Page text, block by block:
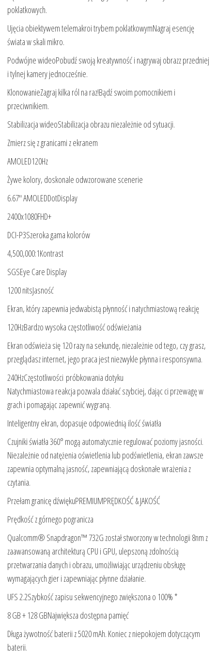
poklatkowych.
Ujęcia obiektywem telemakroi trybem poklatkowymNagraj esencję
świata w skali mikro.
Podwójne wideoPobudź swoją kreatywność i nagrywaj obrazz przedniej
i tylnej kamery jednocześnie.
KlonowanieZagraj kilka ról na raz!Bądź swoim pomocnikiem i
przeciwnikiem.
Stabilizacja wideoStabilizacja obrazu niezależnie od sytuacji.
Zmierz się z granicami z ekranem
AMOLED120Hz
Żywe kolory, doskonale odwzorowane scenerie
6.67″ AMOLEDDotDisplay
2400x1080FHD+
DCI-P3Szeroka gama kolorów
4,500,000:1Kontrast
SGSEye Care Display
1200 nitsJasność
Ekran, który zapewnia jedwabistą płynność i natychmiastową reakcję
120HzBardzo wysoka częstotliwość odświeżania
Ekran odświeża się 120 razy na sekundę, niezależnie od tego, czy grasz,
przeglądasz internet, jego praca jest niezwykle płynna i responsywna.
240HzCzęstotliwości próbkowania dotyku
Natychmiastowa reakcja pozwala działać szybciej, dając ci przewagę w
grach i pomagając zapewnić wygraną.
Inteligentny ekran, dopasuje odpowiednią ilość światła
Czujniki światła 360° mogą automatycznie regulować poziomy jasności.
Niezależnie od natężenia oświetlenia lub podświetlenia, ekran zawsze
zapewnia optymalną jasność, zapewniającą doskonałe wrażenia z
czytania.
Przełam granicę dźwiękuPREMIUMPRĘDKOŚĆ & JAKOŚĆ
Prędkość z górnego pogranicza
Qualcomm® Snapdragon™ 732G został stworzony w technologii 8nm z
zaawansowaną architekturą CPU i GPU, ulepszoną zdolnością
przetwarzania danych i obrazu, umożliwiając urządzeniu obsługę
wymagających gier i zapewniając płynne działanie.
UFS 2.2Szybkość zapisu sekwencyjnego zwiększona o 100% *
8 GB + 128 GBNajwiększa dostępna pamięć
Długa żywotność baterii z 5020 mAh. Koniec z niepokojem dotyczącym
baterii.